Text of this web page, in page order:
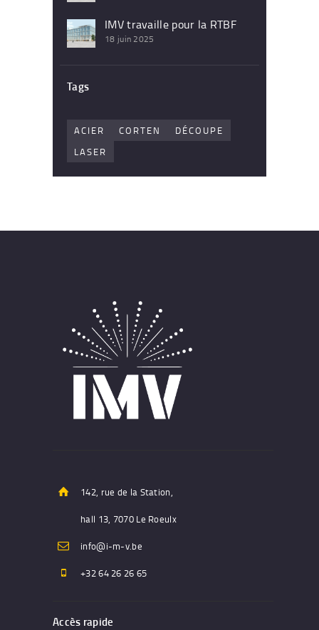
IMV travaille pour la RTBF
18 juin 2025
Tags
ACIER CORTEN
DÉCOUPE
LASER
142, rue de la Station,
hall 13, 7070 Le Roeulx
info@i-m-v.be
+32 64 26 26 65
Accès rapide